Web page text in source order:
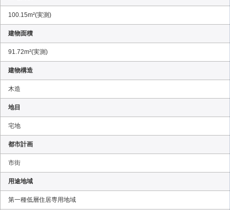
100.15m²(実測)
建物面積
91.72m²(実測)
建物構造
木造
地目
宅地
都市計画
市街
用途地域
第一種低層住居専用地域